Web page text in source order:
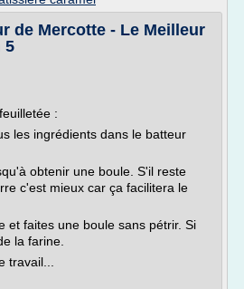
de Mercotte - Le Meilleur
5
:
les ingrédients dans le batteur
obtenir une boule. S'il reste
c'est mieux car ça facilitera le
et faites une boule sans pétrir. Si
la farine.
travail...